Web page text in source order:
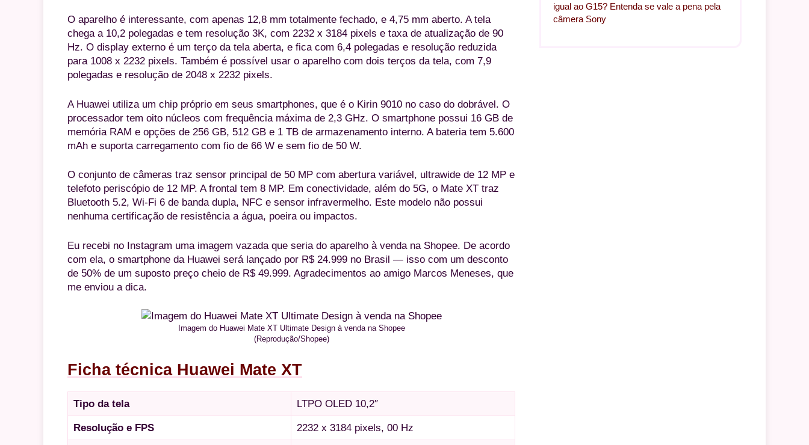
O aparelho é interessante, com apenas 12,8 mm totalmente fechado, e 4,75 mm aberto. A tela
chega a 10,2 polegadas e tem resolução 3K, com 2232 x 3184 pixels e taxa de atualização de 90
Hz. O display externo é um terço da tela aberta, e fica com 6,4 polegadas e resolução reduzida
para 1008 x 2232 pixels. Também é possível usar o aparelho com dois terços da tela, com 7,9
polegadas e resolução de 2048 x 2232 pixels.
A Huawei utiliza um chip próprio em seus smartphones, que é o Kirin 9010 no caso do dobrável. O
processador tem oito núcleos com frequência máxima de 2,3 GHz. O smartphone possui 16 GB de
memória RAM e opções de 256 GB, 512 GB e 1 TB de armazenamento interno. A bateria tem 5.600
mAh e suporta carregamento com fio de 66 W e sem fio de 50 W.
O conjunto de câmeras traz sensor principal de 50 MP com abertura variável, ultrawide de 12 MP e
telefoto periscópio de 12 MP. A frontal tem 8 MP. Em conectividade, além do 5G, o Mate XT traz
Bluetooth 5.2, Wi-Fi 6 de banda dupla, NFC e sensor infravermelho. Este modelo não possui
nenhuma certificação de resistência a água, poeira ou impactos.
Eu recebi no Instagram uma imagem vazada que seria do aparelho à venda na Shopee. De acordo
com ela, o smartphone da Huawei será lançado por R$ 24.999 no Brasil — isso com um desconto
de 50% de um suposto preço cheio de R$ 49.999. Agradecimentos ao amigo Marcos Meneses, que
me enviou a dica.
Imagem do Huawei Mate XT Ultimate Design à venda na Shopee
(Reprodução/Shopee)
Ficha técnica Huawei Mate XT
Tipo da tela LTPO OLED 10,2″
Resolução e FPS 2232 x 3184 pixels, 00 Hz
igual ao G15? Entenda se vale a pena pela
câmera Sony